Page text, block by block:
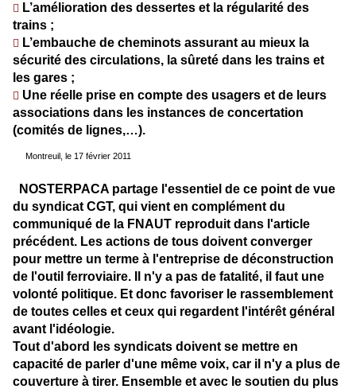
􀃎 L’amélioration des dessertes et la régularité des
trains ;
􀃎 L’embauche de cheminots assurant au mieux la
sécurité des circulations, la sûreté dans les trains et
les gares ;
􀃎 Une réelle prise en compte des usagers et de leurs
associations dans les instances de concertation
(comités de lignes,…).
Montreuil, le 17 février 2011
NOSTERPACA partage l'essentiel de ce point de vue
du syndicat CGT, qui vient en complément du
communiqué de la FNAUT reproduit dans l'article
précédent. Les actions de tous doivent converger
pour mettre un terme à l'entreprise de déconstruction
de l'outil ferroviaire. Il n'y a pas de fatalité, il faut une
volonté politique. Et donc favoriser le rassemblement
de toutes celles et ceux qui regardent l'intérêt général
avant l'idéologie.
Tout d'abord les syndicats doivent se mettre en
capacité de parler d'une même voix, car il n'y a plus de
couverture à tirer. Ensemble et avec le soutien du plus